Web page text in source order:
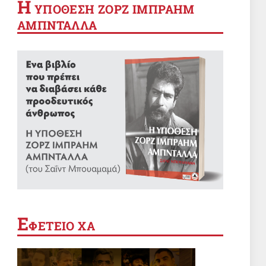
Η YΠΟΘΕΣΗ ΖΟΡΖ ΙΜΠΡΑΗΜ
ΑΜΠΝΤΑΛΛΑ
ΕΦΕΤΕΙΟ ΧΑ